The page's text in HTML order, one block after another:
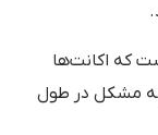
که اکانت‌ها
هرگونه مشکل در طول